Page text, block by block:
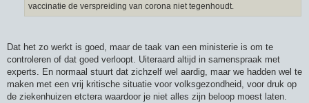
vaccinatie de verspreiding van corona niet tegenhoudt.
Dat het zo werkt is goed, maar de taak van een ministerie is om te
controleren of dat goed verloopt. Uiteraard altijd in samenspraak met
experts. En normaal stuurt dat zichzelf wel aardig, maar we hadden wel te
maken met een vrij kritische situatie voor volksgezondheid, voor druk op
de ziekenhuizen etctera waardoor je niet alles zijn beloop moest laten.